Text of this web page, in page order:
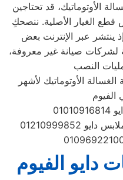
الأوتوماتيك، قد تحتاجين
الغيار الأصلية. ننصحكِ
إذ ينتشر عبر الإنترنت بعض
لشركات صيانة غير معروفة،
الأوتوماتيك لأشهر
دايو الفيوم